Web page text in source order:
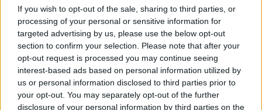
If you wish to opt-out of the sale, sharing to third parties, or
processing of your personal or sensitive information for
targeted advertising by us, please use the below opt-out
section to confirm your selection. Please note that after your
opt-out request is processed you may continue seeing
interest-based ads based on personal information utilized by
us or personal information disclosed to third parties prior to
your opt-out. You may separately opt-out of the further
disclosure of your personal information by third parties on the